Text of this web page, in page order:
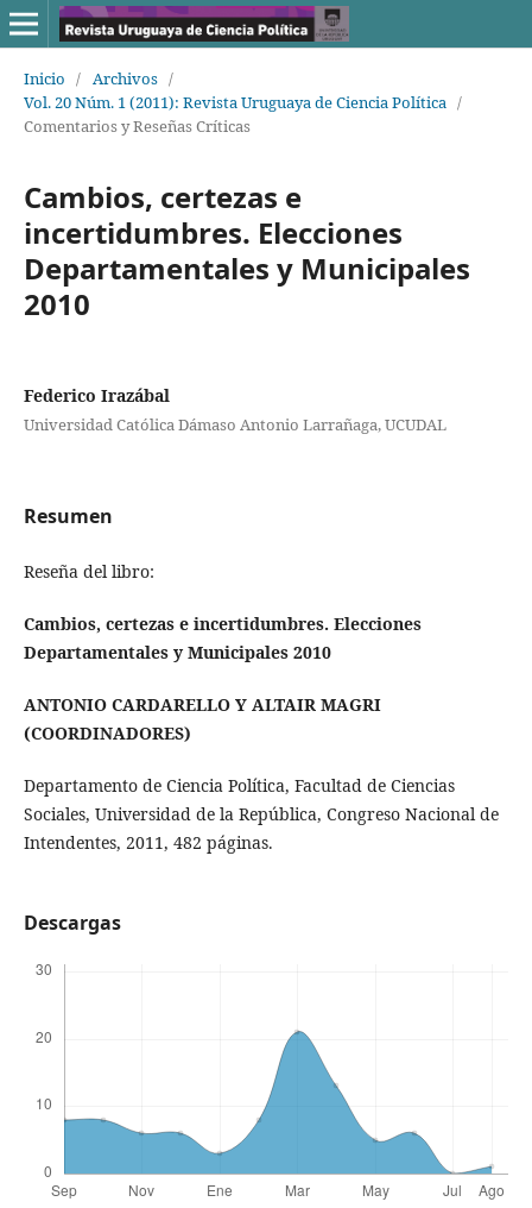
Inicio / Archivos /
Vol. 20 Núm. 1 (2011): Revista Uruguaya de Ciencia Política /
Comentarios y Reseñas Críticas
Cambios, certezas e
incertidumbres. Elecciones
Departamentales y Municipales
2010
Federico Irazábal
Universidad Católica Dámaso Antonio Larrañaga, UCUDAL
Resumen
Reseña del libro:
Cambios, certezas e incertidumbres. Elecciones
Departamentales y Municipales 2010
ANTONIO CARDARELLO Y ALTAIR MAGRI
(COORDINADORES)
Departamento de Ciencia Política, Facultad de Ciencias
Sociales, Universidad de la República, Congreso Nacional de
Intendentes, 2011, 482 páginas.
Descargas